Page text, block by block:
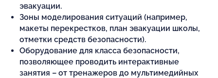
эвакуации.
Зоны моделирования ситуаций (например,
макеты перекрестков, план эвакуации школы,
отметки средств безопасности).
Оборудование для класса безопасности,
позволяющее проводить интерактивные
занятия – от тренажеров до мультимедийных